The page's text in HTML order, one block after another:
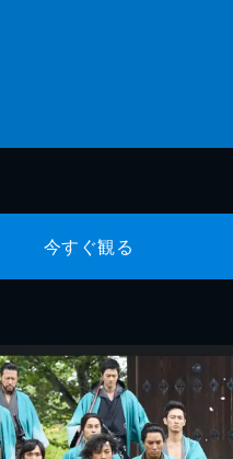
今すぐ観る